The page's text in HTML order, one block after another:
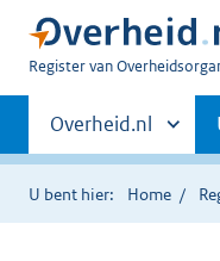
U
Register van
Primaire
navigatie
Andere
sites
binnen
Overheid.nl
U bent hier: Home